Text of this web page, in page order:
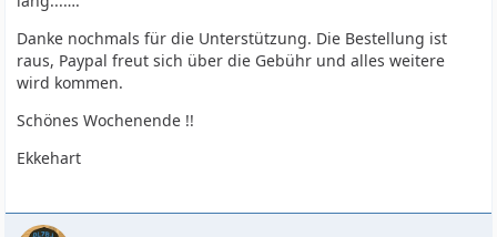
Danke nochmals für die Unterstützung. Die Bestellung ist
raus, Paypal freut sich über die Gebühr und alles weitere
wird kommen.
Schönes Wochenende !!
Ekkehart